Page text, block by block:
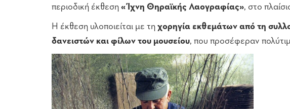
περιοδική έκθεση «Ίχνη Θηραϊκής Λαογραφίας», στο
Η έκθεση υλοποιείται με τη χορηγία εκθεμάτων από τη
δανειστών και φίλων του μουσείου, που προσέφεραν